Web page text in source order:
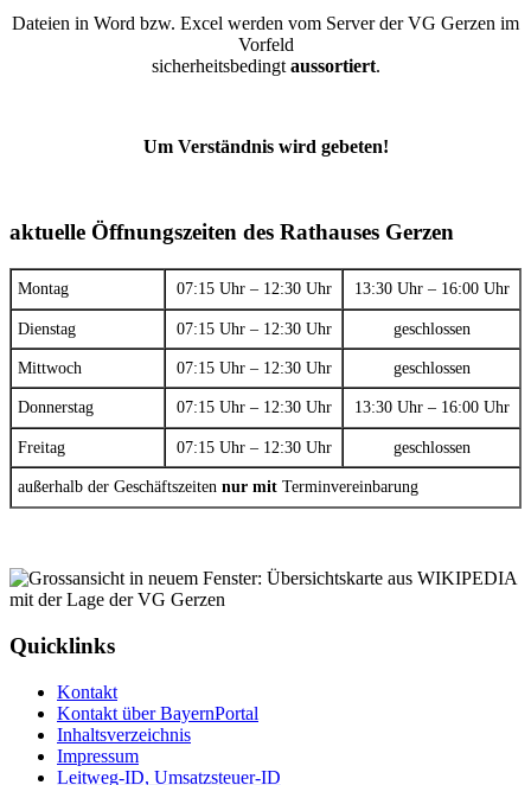
Dateien in Word bzw. Excel werden vom Server der VG Gerzen im
Vorfeld
sicherheitsbedingt aussortiert.
Um Verständnis wird gebeten!
aktuelle Öffnungszeiten des Rathauses Gerzen
Montag 07:15 Uhr – 12:30 Uhr 13:30 Uhr – 16:00 Uhr
Dienstag 07:15 Uhr – 12:30 Uhr geschlossen
Mittwoch 07:15 Uhr – 12:30 Uhr geschlossen
Donnerstag 07:15 Uhr – 12:30 Uhr 13:30 Uhr – 16:00 Uhr
Freitag 07:15 Uhr – 12:30 Uhr geschlossen
außerhalb der Geschäftszeiten nur mit Terminvereinbarung
Quicklinks
Kontakt
Kontakt über BayernPortal
Inhaltsverzeichnis
Impressum
Leitweg-ID, Umsatzsteuer-ID